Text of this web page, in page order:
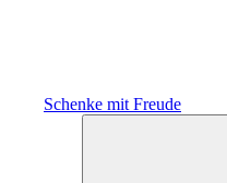
Schenke mit Freude